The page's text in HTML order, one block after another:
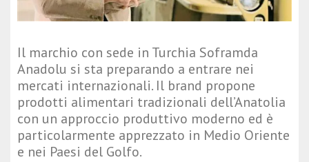
Il marchio con sede in Turchia Soframda
Anadolu si sta preparando a entrare nei
mercati internazionali. Il brand propone
prodotti alimentari tradizionali dell’Anatolia
con un approccio produttivo moderno ed è
particolarmente apprezzato in Medio Oriente
e nei Paesi del Golfo.